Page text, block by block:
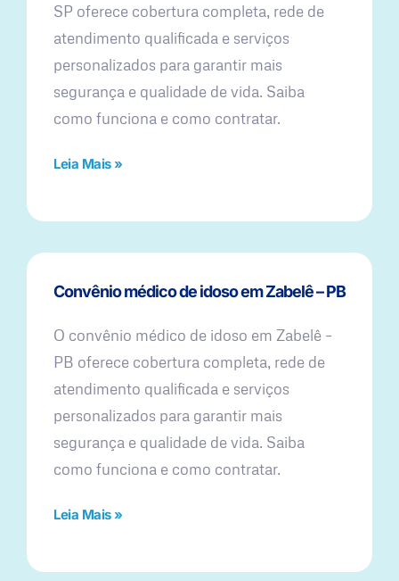
SP oferece cobertura completa, rede de
atendimento qualificada e serviços
personalizados para garantir mais
segurança e qualidade de vida. Saiba
como funciona e como contratar.
Leia Mais »
Convênio médico de idoso em Zabelê – PB
O convênio médico de idoso em Zabelê –
PB oferece cobertura completa, rede de
atendimento qualificada e serviços
personalizados para garantir mais
segurança e qualidade de vida. Saiba
como funciona e como contratar.
Leia Mais »